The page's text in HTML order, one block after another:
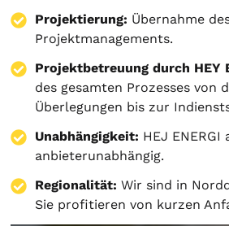
Projektierung: Übernahme
Projektmanagements.
Projektbetreuung durch HEY
des gesamten Prozesses von
Überlegungen bis zur
Unabhängigkeit: HEJ
anbieterunabhängig.
Regionalität: Wir sind in
Sie profitieren von kurzen